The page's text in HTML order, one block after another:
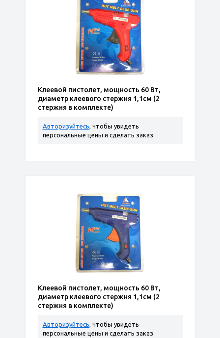
Клеевой пистолет, мощность 60 Вт,
диаметр клеевого стержня 1,1см (2
стержня в комплекте)
Авторизуйтесь, чтобы увидеть
персональные цены и сделать заказ
Клеевой пистолет, мощность 60 Вт,
диаметр клеевого стержня 1,1см (2
стержня в комплекте)
Авторизуйтесь, чтобы увидеть
персональные цены и сделать заказ